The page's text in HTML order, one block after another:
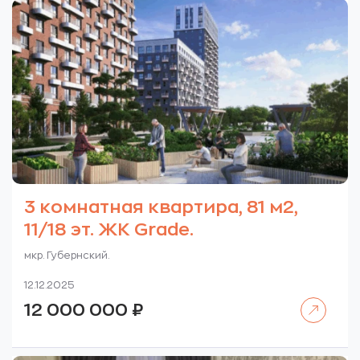
3 комнатная квартира, 81 м2,
11/18 эт. ЖК Grade.
мкр. Губернский.
12.12.2025
12 000 000 ₽